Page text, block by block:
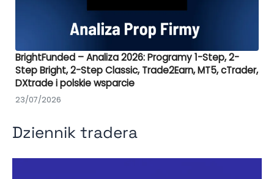
BrightFunded – Analiza 2026: Programy 1-Step, 2-
Step Bright, 2-Step Classic, Trade2Earn, MT5, cTrader,
DXtrade i polskie wsparcie
23/07/2026
Dziennik tradera